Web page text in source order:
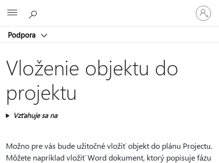
Podpora
Prihláste
sa
k
kontu
Vloženie objektu do
projektu
Vzťahuje sa na
Možno pre vás bude užitočné vložiť objekt do plánu Projectu.
Môžete napríklad vložiť Word dokument, ktorý popisuje fázu